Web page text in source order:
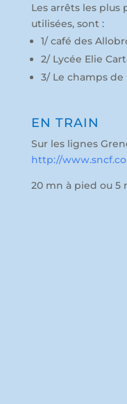
Les arrêts les plus
utilisées, sont :
1/ café des
2/ Lycée Elie
3/ Le champs de
EN TRAIN
Sur les lignes
http://
20 mn à pied ou 5